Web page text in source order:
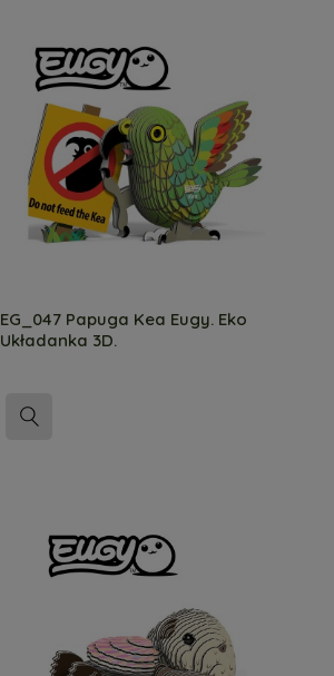
EG_047 Papuga Kea Eugy. Eko
Układanka 3D.